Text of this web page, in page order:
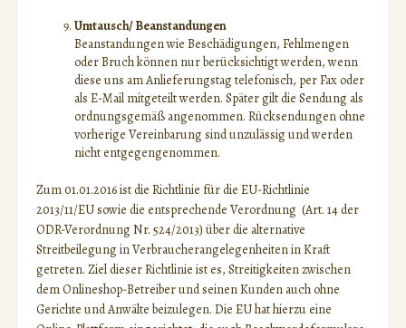
Umtausch/ Beanstandungen
Beanstandungen wie Beschädigungen, Fehlmengen
oder Bruch können nur berücksichtigt werden, wenn
diese uns am Anlieferungstag telefonisch, per Fax oder
als E-Mail mitgeteilt werden. Später gilt die Sendung als
ordnungsgemäß angenommen. Rücksendungen ohne
vorherige Vereinbarung sind unzulässig und werden
nicht entgegengenommen.
Zum 01.01.2016 ist die Richtlinie für die EU-Richtlinie
2013/11/EU sowie die entsprechende Verordnung (Art. 14 der
ODR-Verordnung Nr. 524/2013) über die alternative
Streitbeilegung in Verbraucherangelegenheiten in Kraft
getreten. Ziel dieser Richtlinie ist es, Streitigkeiten zwischen
dem Onlineshop-Betreiber und seinen Kunden auch ohne
Gerichte und Anwälte beizulegen. Die EU hat hierzu eine